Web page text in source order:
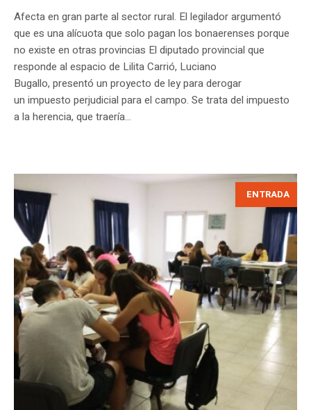
Afecta en gran parte al sector rural. El legilador argumentó
que es una alícuota que solo pagan los bonaerenses porque
no existe en otras provincias El diputado provincial que
responde al espacio de Lilita Carrió, Luciano
Bugallo, presentó un proyecto de ley para derogar
un impuesto perjudicial para el campo. Se trata del impuesto
a la herencia, que traería...
ENTRADA